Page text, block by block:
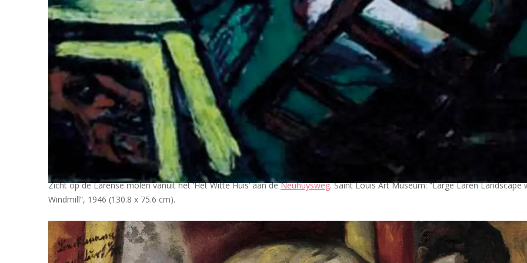
Zicht op de Larense molen vanuit het ‘Het Witte Huis’ aan deNeuhuysweg. Saint Louis Art Museum: “Large Laren Landscape
Windmill”, 1946 (130.8 x 75.6 cm).